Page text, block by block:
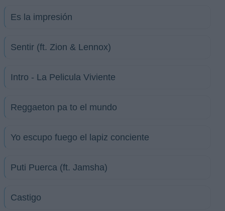
Es la impresión
Sentir (ft. Zion & Lennox)
Intro - La Pelicula Viviente
Reggaeton pa to el mundo
Yo escupo fuego el lapiz conciente
Puti Puerca (ft. Jamsha)
Castigo